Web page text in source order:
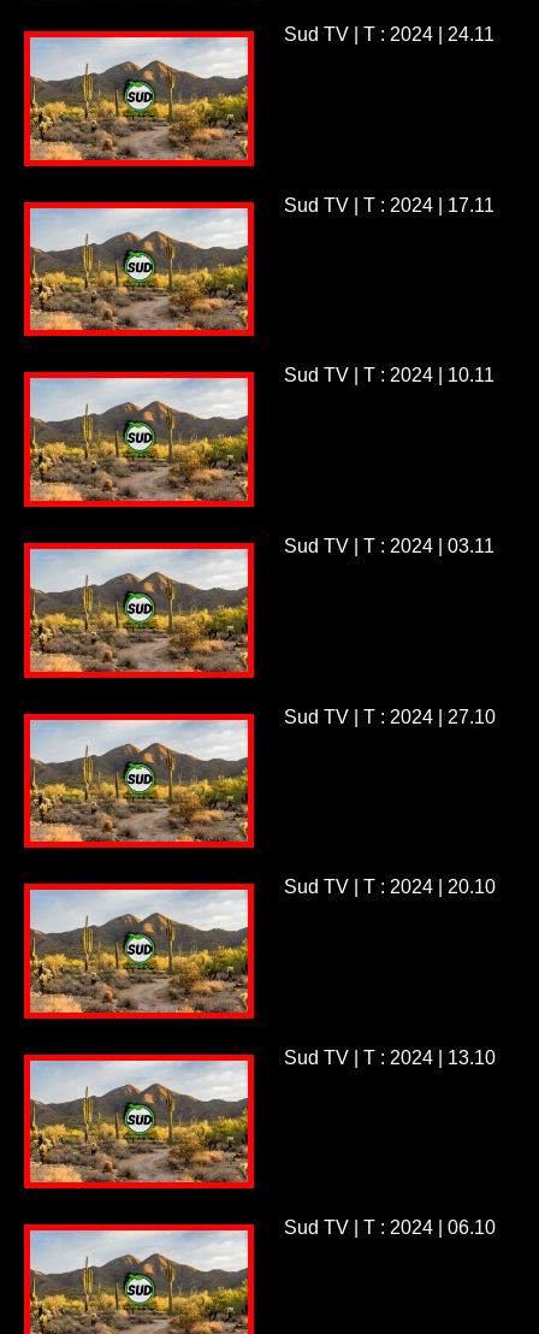
Sud TV | T : 2024 | 24.11
Sud TV | T : 2024 | 17.11
Sud TV | T : 2024 | 10.11
Sud TV | T : 2024 | 03.11
Sud TV | T : 2024 | 27.10
Sud TV | T : 2024 | 20.10
Sud TV | T : 2024 | 13.10
Sud TV | T : 2024 | 06.10